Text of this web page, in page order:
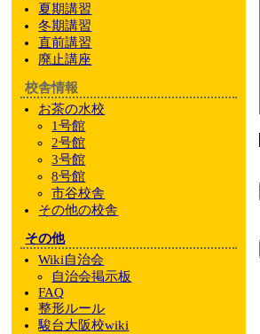
夏期講習
冬期講習
直前講習
廃止講座
校舎情報
お茶の水校
1号館
2号館
3号館
8号館
市谷校舎
その他の校舎
その他
Wiki自治会
自治会掲示板
FAQ
整形ルール
駿台大阪校wiki